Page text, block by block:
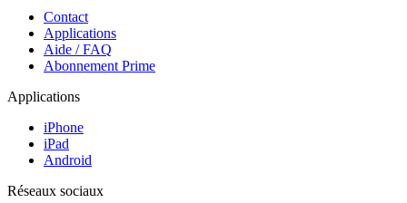
Contact
Applications
Aide / FAQ
Abonnement Prime
Applications
iPhone
iPad
Android
Réseaux sociaux